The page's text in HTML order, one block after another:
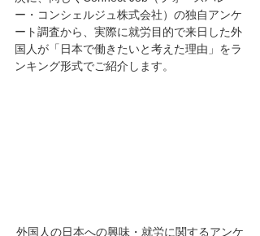
ー・コンシェルジュ株式会社）の独自アンケ
ート調査から、実際に就労目的で来日した外
国人が「日本で働きたいと考えた理由」をラ
ンキング形式でご紹介します。
外国人の日本への興味・就労に関するアンケ